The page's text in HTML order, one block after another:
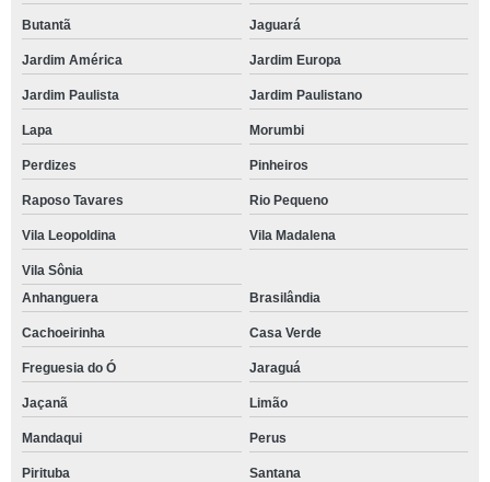
Butantã Jaguará
Jardim América Jardim Europa
Jardim Paulista Jardim Paulistano
Lapa Morumbi
Perdizes Pinheiros
Raposo Tavares Rio Pequeno
Vila Leopoldina Vila Madalena
Vila Sônia
Anhanguera
Brasilândia
Cachoeirinha Casa Verde
Freguesia do Ó Jaraguá
Jaçanã Limão
Mandaqui Perus
Pirituba Santana